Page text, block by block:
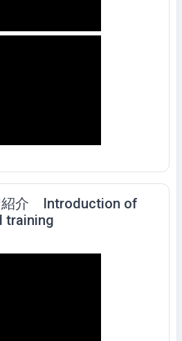
紹介 Introduction of
training